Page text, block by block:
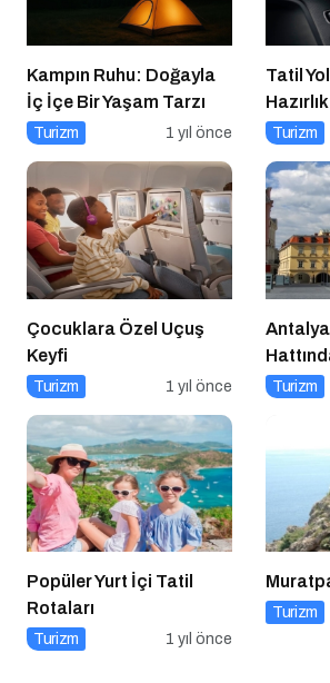
Kampın Ruhu: Doğayla
İç İçe Bir Yaşam Tarzı
Turizm 1 yıl önce
Tatil
Turizm
Çocuklara Özel Uçuş
Keyfi
Turizm 1 yıl önce Turizm
Popüler Yurt İçi Tatil
Rotaları
Turizm 1 yıl önce
Turizm